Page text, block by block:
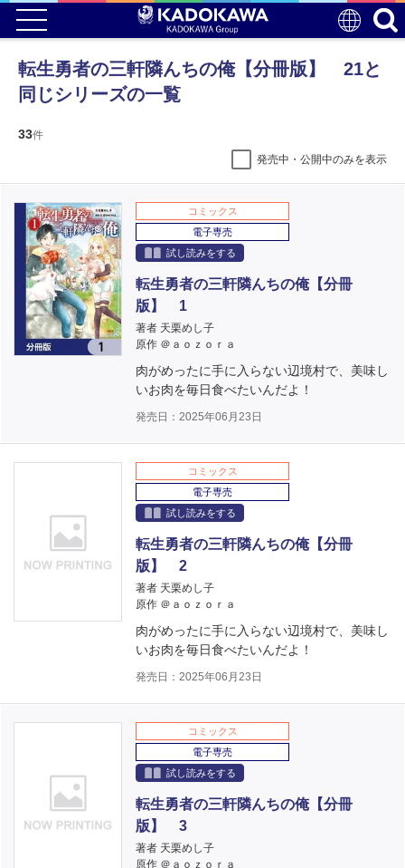
転生勇者の三軒隣んちの俺【分冊版】 21と
同じシリーズの一覧
33件
発売中・公開中のみを表示
コミックス
電子専売
試し読みをする
転生勇者の三軒隣んちの俺【分冊
版】 1
著者 天栗めし子
原作 ＠ａｏｚｏｒａ
肉がめったに手に入らない辺境村で、美味し
いお肉を毎日食べたいんだよ！
発売日：2025年06月23日
コミックス
電子専売
試し読みをする
転生勇者の三軒隣んちの俺【分冊
版】 2
著者 天栗めし子
原作 ＠ａｏｚｏｒａ
肉がめったに手に入らない辺境村で、美味し
いお肉を毎日食べたいんだよ！
発売日：2025年06月23日
コミックス
電子専売
試し読みをする
転生勇者の三軒隣んちの俺【分冊
版】 3
著者 天栗めし子
原作 ＠ａｏｚｏｒａ